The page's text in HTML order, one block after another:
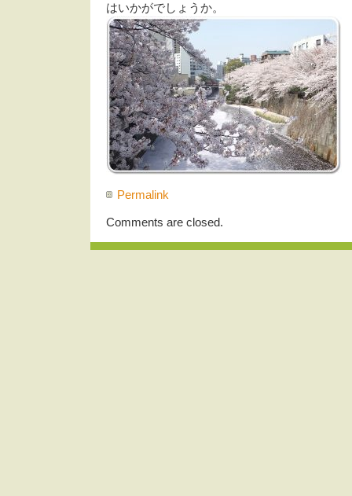
はいかがでしょうか。
Permalink
Comments are closed.